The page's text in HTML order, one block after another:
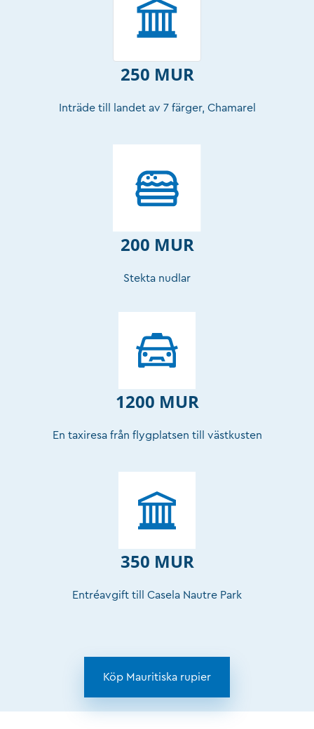
250 MUR
Inträde till landet av 7 färger, Chamarel
200 MUR
Stekta nudlar
1200 MUR
En taxiresa från flygplatsen till västkusten
350 MUR
Entréavgift till Casela Nautre Park
Köp Mauritiska rupier